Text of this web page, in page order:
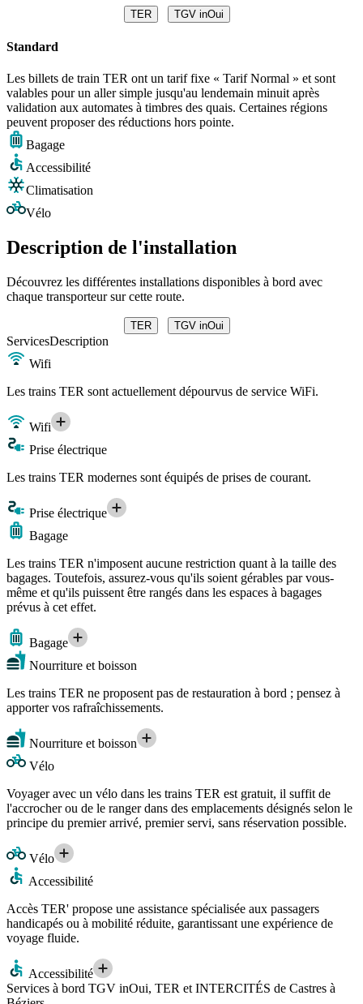
TER TGV inOui
Standard
Les billets de train TER ont un tarif fixe « Tarif Normal » et sont
valables pour un aller simple jusqu'au lendemain minuit après
validation aux automates à timbres des quais. Certaines régions
peuvent proposer des réductions hors pointe.
Bagage
Accessibilité
Climatisation
Vélo
Description de l'installation
Découvrez les différentes installations disponibles à bord avec
chaque transporteur sur cette route.
TER TGV inOui
ServicesDescription
Wifi
Les trains TER sont actuellement dépourvus de service WiFi.
Wifi
Prise électrique
Les trains TER modernes sont équipés de prises de courant.
Prise électrique
Bagage
Les trains TER n'imposent aucune restriction quant à la taille des
bagages. Toutefois, assurez-vous qu'ils soient gérables par vous-
même et qu'ils puissent être rangés dans les espaces à bagages
prévus à cet effet.
Bagage
Nourriture et boisson
Les trains TER ne proposent pas de restauration à bord ; pensez à
apporter vos rafraîchissements.
Nourriture et boisson
Vélo
Voyager avec un vélo dans les trains TER est gratuit, il suffit de
l'accrocher ou de le ranger dans des emplacements désignés selon le
principe du premier arrivé, premier servi, sans réservation possible.
Vélo
Accessibilité
Accès TER' propose une assistance spécialisée aux passagers
handicapés ou à mobilité réduite, garantissant une expérience de
voyage fluide.
Accessibilité
Services à bord TGV inOui, TER et INTERCITÉS de Castres à